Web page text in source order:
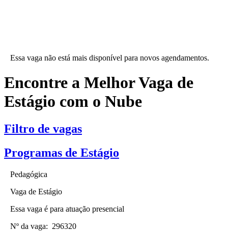
Essa vaga não está mais disponível para novos agendamentos.
Encontre a Melhor Vaga de
Estágio com o Nube
Filtro de vagas
Programas de Estágio
Pedagógica
Vaga de Estágio
Essa vaga é para atuação presencial
Nº da vaga: 296320